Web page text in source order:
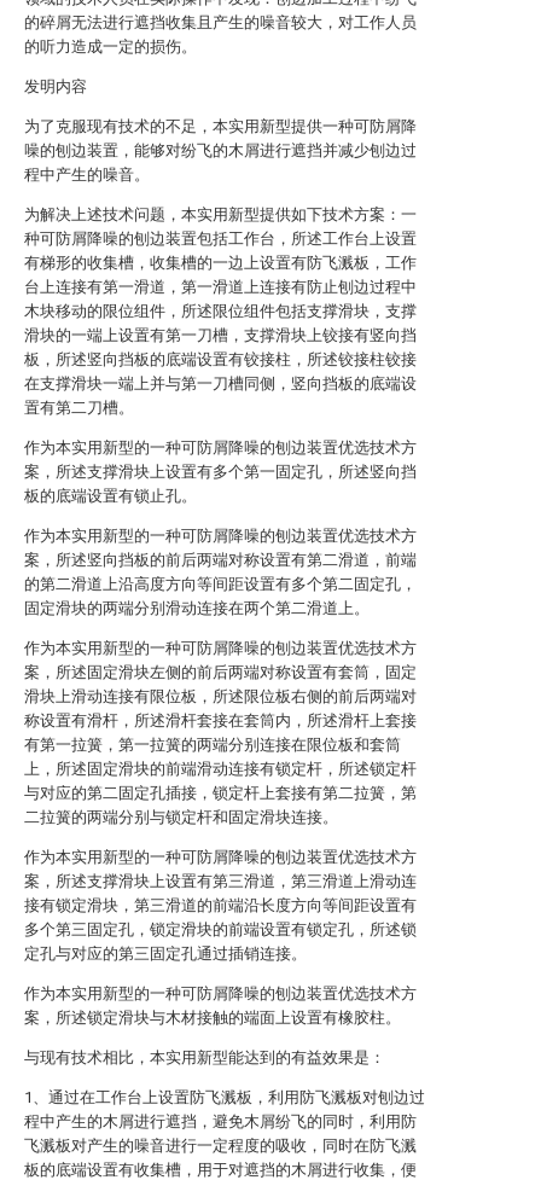
的碎屑无法进行遮挡收集且产生的噪音较大，对工作人员
的听力造成一定的损伤。
发明内容
为了克服现有技术的不足，本实用新型提供一种可防屑降
噪的刨边装置，能够对纷飞的木屑进行遮挡并减少刨边过
程中产生的噪音。
为解决上述技术问题，本实用新型提供如下技术方案：一
种可防屑降噪的刨边装置包括工作台，所述工作台上设置
有梯形的收集槽，收集槽的一边上设置有防飞溅板，工作
台上连接有第一滑道，第一滑道上连接有防止刨边过程中
木块移动的限位组件，所述限位组件包括支撑滑块，支撑
滑块的一端上设置有第一刀槽，支撑滑块上铰接有竖向挡
板，所述竖向挡板的底端设置有铰接柱，所述铰接柱铰接
在支撑滑块一端上并与第一刀槽同侧，竖向挡板的底端设
置有第二刀槽。
作为本实用新型的一种可防屑降噪的刨边装置优选技术方
案，所述支撑滑块上设置有多个第一固定孔，所述竖向挡
板的底端设置有锁止孔。
作为本实用新型的一种可防屑降噪的刨边装置优选技术方
案，所述竖向挡板的前后两端对称设置有第二滑道，前端
的第二滑道上沿高度方向等间距设置有多个第二固定孔，
固定滑块的两端分别滑动连接在两个第二滑道上。
作为本实用新型的一种可防屑降噪的刨边装置优选技术方
案，所述固定滑块左侧的前后两端对称设置有套筒，固定
滑块上滑动连接有限位板，所述限位板右侧的前后两端对
称设置有滑杆，所述滑杆套接在套筒内，所述滑杆上套接
有第一拉簧，第一拉簧的两端分别连接在限位板和套筒
上，所述固定滑块的前端滑动连接有锁定杆，所述锁定杆
与对应的第二固定孔插接，锁定杆上套接有第二拉簧，第
二拉簧的两端分别与锁定杆和固定滑块连接。
作为本实用新型的一种可防屑降噪的刨边装置优选技术方
案，所述支撑滑块上设置有第三滑道，第三滑道上滑动连
接有锁定滑块，第三滑道的前端沿长度方向等间距设置有
多个第三固定孔，锁定滑块的前端设置有锁定孔，所述锁
定孔与对应的第三固定孔通过插销连接。
作为本实用新型的一种可防屑降噪的刨边装置优选技术方
案，所述锁定滑块与木材接触的端面上设置有橡胶柱。
与现有技术相比，本实用新型能达到的有益效果是：
1、通过在工作台上设置防飞溅板，利用防飞溅板对刨边过
程中产生的木屑进行遮挡，避免木屑纷飞的同时，利用防
飞溅板对产生的噪音进行一定程度的吸收，同时在防飞溅
板的底端设置有收集槽，用于对遮挡的木屑进行收集，便